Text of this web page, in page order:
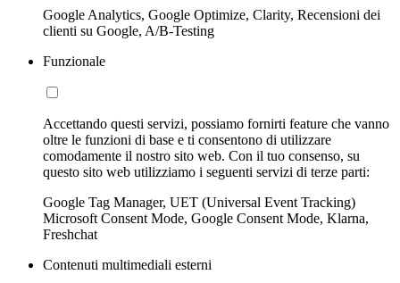
Google Analytics, Google Optimize, Clarity, Recensioni dei
clienti su Google, A/B-Testing
Funzionale
Accettando questi servizi, possiamo fornirti feature che vanno
oltre le funzioni di base e ti consentono di utilizzare
comodamente il nostro sito web. Con il tuo consenso, su
questo sito web utilizziamo i seguenti servizi di terze parti:
Google Tag Manager, UET (Universal Event Tracking)
Microsoft Consent Mode, Google Consent Mode, Klarna,
Freshchat
Contenuti multimediali esterni